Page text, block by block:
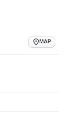
ー
MAP